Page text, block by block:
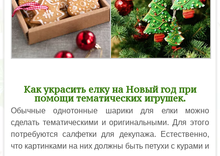
Как украсить елку на Новый год при
помощи тематических игрушек.
Обычные однотонные шарики для елки можно
сделать тематическими и оригинальными. Для этого
потребуются салфетки для декупажа. Естественно,
что картинками на них должны быть петухи с курами и